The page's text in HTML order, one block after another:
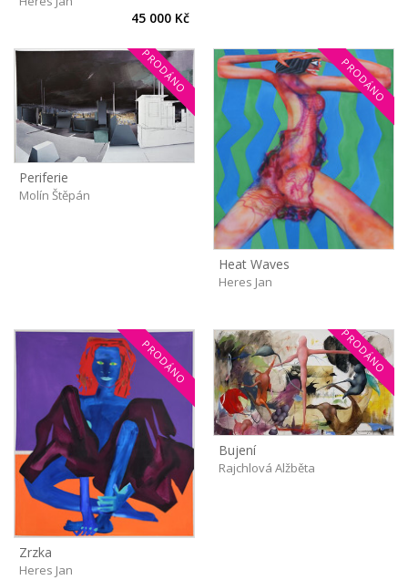
45 000 Kč
PRODÁNO
Periferie
Molín Štěpán
PRODÁNO
Heat Waves
Heres Jan
PRODÁNO
Zrzka
Heres Jan
PRODÁNO
Bujení
Rajchlová Alžběta